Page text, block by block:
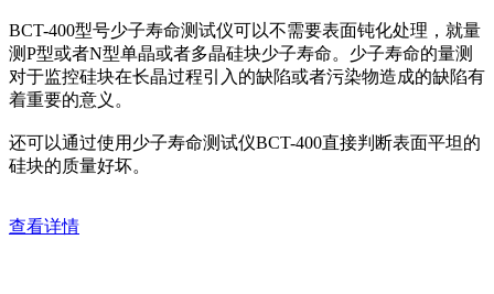
BCT-400型号少子寿命测试仪可以不需要表面钝化处理，就量
测P型或者N型单晶或者多晶硅块少子寿命。少子寿命的量测
对于监控硅块在长晶过程引入的缺陷或者污染物造成的缺陷有
着重要的意义。
还可以通过使用少子寿命测试仪BCT-400直接判断表面平坦的
硅块的质量好坏。
查看详情